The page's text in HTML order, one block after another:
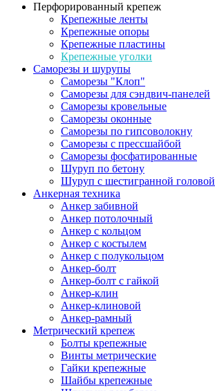
Перфорированный крепеж
Крепежные ленты
Крепежные опоры
Крепежные пластины
Крепежные уголки
Саморезы и шурупы
Саморезы "Клоп"
Саморезы для сэндвич-панелей
Саморезы кровельные
Саморезы оконные
Саморезы по гипсоволокну
Саморезы с прессшайбой
Саморезы фосфатированные
Шуруп по бетону
Шуруп с шестигранной головой
Анкерная техника
Анкер забивной
Анкер потолочный
Анкер с кольцом
Анкер с костылем
Анкер с полукольцом
Анкер-болт
Анкер-болт с гайкой
Анкер-клин
Анкер-клиновой
Анкер-рамный
Метрический крепеж
Болты крепежные
Винты метрические
Гайки крепежные
Шайбы крепежные